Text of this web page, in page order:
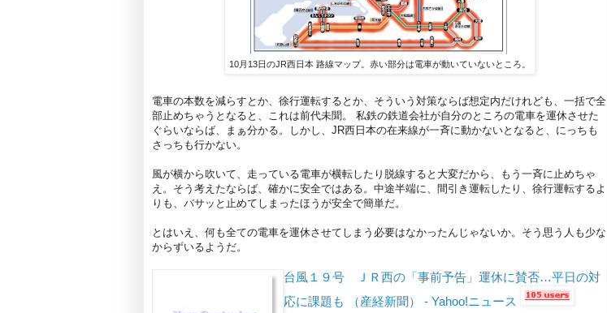
10月13日のJR西日本 路線マップ。赤い部分は電車が動いていないところ。
電車の本数を減らすとか、徐行運転するとか、そういう対策ならば想定内だけれども、一括で全
部止めちゃうとなると、これは前代未聞。 私鉄の鉄道会社が自分のところの電車を運休させた
ぐらいならば、まぁ分かる。しかし、JR西日本の在来線が一斉に動かないとなると、にっちも
さっちも行かない。
風が横から吹いて、走っている電車が横転したり脱線すると大変だから、もう一斉に止めちゃ
え。そう考えたならば、確かに安全ではある。中途半端に、間引き運転したり、徐行運転するよ
りも、バサッと止めてしまったほうが安全で簡単だ。
とはいえ、何も全ての電車を運休させてしまう必要はなかったんじゃないか。そう思う人も少な
からずいるようだ。
台風１９号 ＪＲ西の「事前予告」運休に賛否…平日の対
応に課題も （産経新聞） - Yahoo!ニュース